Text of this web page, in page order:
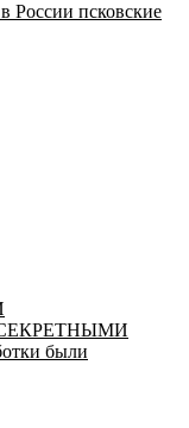
России псковские
были